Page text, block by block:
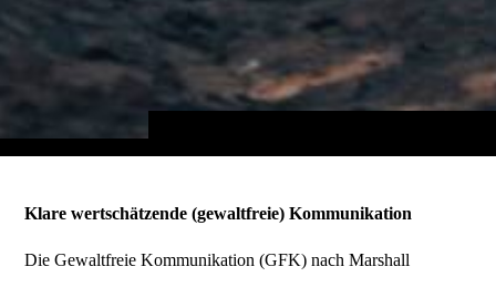
Klare wertschätzende (gewaltfreie) Kommunikation
Die Gewaltfreie Kommunikation (GFK) nach Marshall